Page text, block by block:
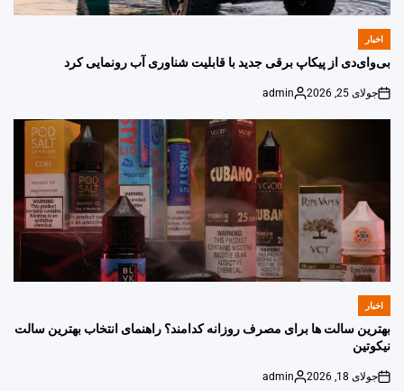
POSTED
اخبار
بی‌وای‌دی از پیکاپ برقی جدید با قابلیت شناوری آب رونمایی کرد
on
جولای 25, 2026
Posted
admin
POSTED
اخبار
بهترین سالت ها برای مصرف روزانه کدامند؟ راهنمای انتخاب بهترین سالت
نیکوتین
on
جولای 18, 2026
Posted
admin